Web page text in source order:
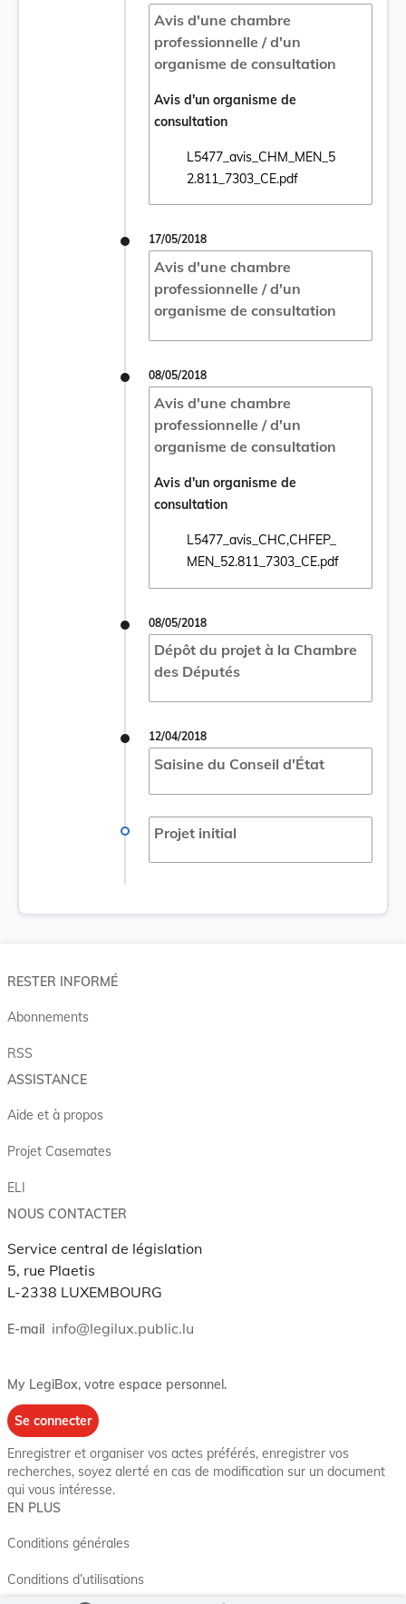
Avis d'une chambre
professionnelle / d'un
organisme de consultation
Avis d'un organisme de
consultation
L5477_avis_CHM_MEN_5
2.811_7303_CE.pdf
Ouvrir le document
17/05/2018
Avis d'une chambre
professionnelle / d'un
organisme de consultation
08/05/2018
Avis d'une chambre
professionnelle / d'un
organisme de consultation
Avis d'un organisme de
consultation
L5477_avis_CHC,CHFEP_
MEN_52.811_7303_CE.pdf
Ouvrir le document
08/05/2018
Dépôt du projet à la Chambre
des Députés
12/04/2018
Saisine du Conseil d'État
Projet initial
RESTER INFORMÉ
Abonnements
RSS
ASSISTANCE
Aide et à propos
Projet Casemates
ELI
NOUS CONTACTER
Service central de législation
5, rue Plaetis
L-2338 LUXEMBOURG
E-mail info@legilux.public.lu
My LegiBox, votre espace personnel.
Se connecter
Enregistrer et organiser vos actes préférés, enregistrer vos
recherches, soyez alerté en cas de modification sur un document
qui vous intéresse.
EN PLUS
Conditions générales
Conditions d’utilisations